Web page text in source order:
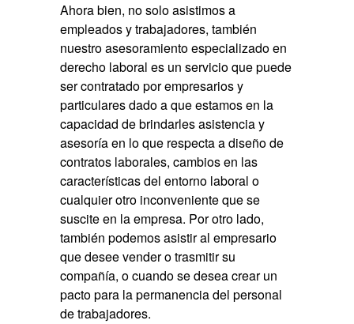
Ahora bien, no solo asistimos a
empleados y trabajadores, también
nuestroasesoramiento especializado en
derecho laboral es un servicio que puede
ser contratado por empresarios y
particulares dado a que estamos en la
capacidad de brindarles asistencia y
asesoría en lo que respecta a diseño de
contratos laborales, cambios en las
características del entorno laboral o
cualquier otro inconveniente que se
suscite en la empresa. Por otro lado,
también podemos asistir al empresario
que desee vender o trasmitir su
compañía, o cuando se desea crear un
pacto para la permanencia del personal
de trabajadores.